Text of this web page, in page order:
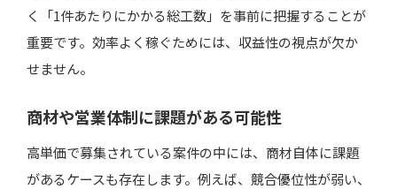
く「1件あたりにかかる総工数」を事前に把握することが
重要です。効率よく稼ぐためには、収益性の視点が欠か
せません。
商材や営業体制に課題がある可能性
高単価で募集されている案件の中には、商材自体に課題
があるケースも存在します。例えば、競合優位性が弱い、